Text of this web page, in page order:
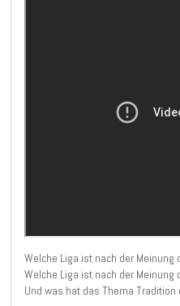
Welche Liga ist nach der Meinung
Welche Liga ist nach der Meinung
Und was hat das Thema Tradition